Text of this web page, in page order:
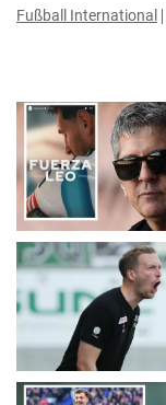
Fußball International